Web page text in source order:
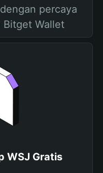
percaya
Bitget Wallet
WSJ Gratis